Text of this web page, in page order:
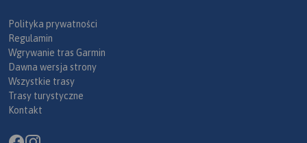
Polityka prywatności
Regulamin
Wgrywanie tras Garmin
Dawna wersja strony
Wszystkie trasy
Trasy turystyczne
Kontakt